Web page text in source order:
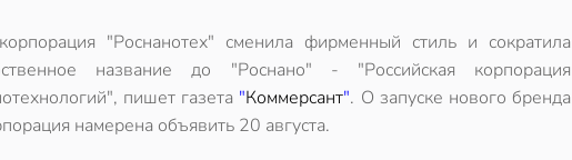
"Роснанотех" сменила фирменный стиль и сократила
название до "Роснано" - "Российская корпорация
пишет газета "Коммерсант". О запуске нового бренда
намерена объявить 20 августа.